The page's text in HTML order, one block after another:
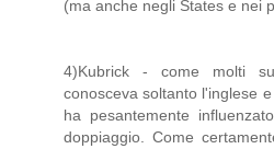
(ma anche negli States e nei
4)Kubrick - come molti
conosceva soltanto l'inglese
ha pesantemente
doppiaggio. Come